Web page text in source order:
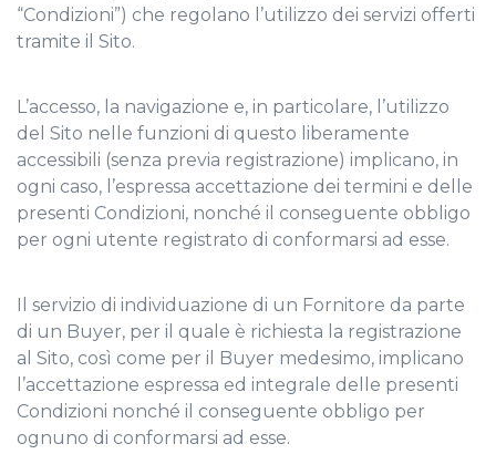
“Condizioni”) che regolano l’utilizzo dei servizi offerti
tramite il Sito.
L’accesso, la navigazione e, in particolare, l’utilizzo
del Sito nelle funzioni di questo liberamente
accessibili (senza previa registrazione) implicano, in
ogni caso, l’espressa accettazione dei termini e delle
presenti Condizioni, nonché il conseguente obbligo
per ogni utente registrato di conformarsi ad esse.
Il servizio di individuazione di un Fornitore da parte
di un Buyer, per il quale è richiesta la registrazione
al Sito, così come per il Buyer medesimo, implicano
l’accettazione espressa ed integrale delle presenti
Condizioni nonché il conseguente obbligo per
ognuno di conformarsi ad esse.